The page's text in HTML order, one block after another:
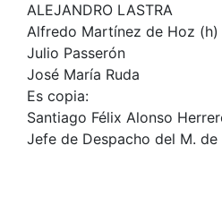
ALEJANDRO LASTRA
Alfredo Martínez de Hoz (h)
Julio Passerón
José María Ruda
Es copia:
Santiago Félix Alonso
Jefe de Despacho del M. de